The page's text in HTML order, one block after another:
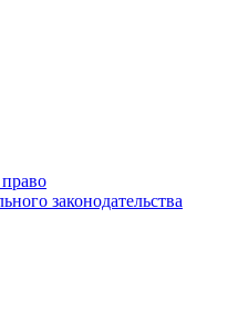
законодательства